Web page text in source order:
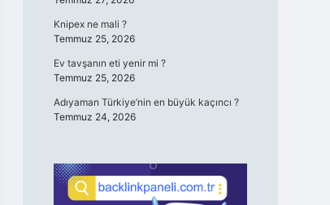
Knipex ne mali ?
Temmuz 25, 2026
Ev tavşanın eti yenir mi ?
Temmuz 25, 2026
Adıyaman Türkiye’nin en büyük kaçıncı ?
Temmuz 24, 2026